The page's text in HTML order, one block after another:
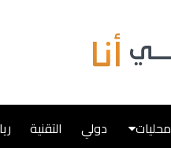
محليات دولي التقنية